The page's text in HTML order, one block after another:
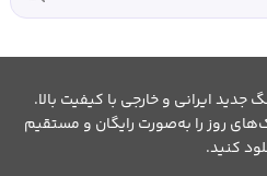
ایرانی و خارجی با کیفیت بالا.
روز را به‌صورت رایگان و مستقیم
کنید.